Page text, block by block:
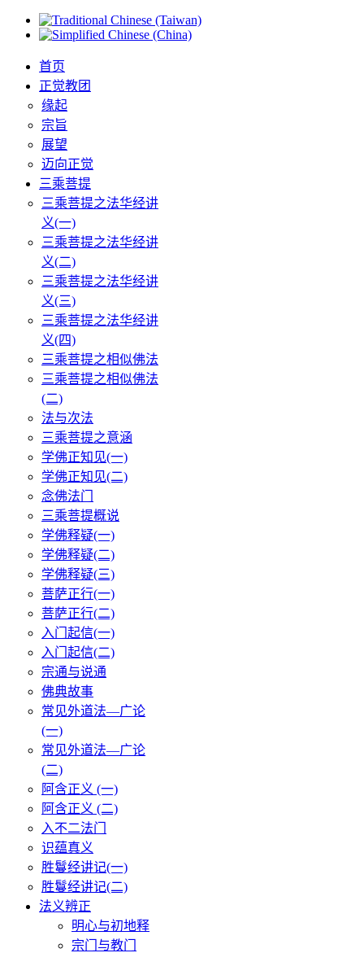
首页
正觉教团
缘起
宗旨
展望
迈向正觉
三乘菩提
三乘菩提之法华经讲
义(一)
三乘菩提之法华经讲
义(二)
三乘菩提之法华经讲
义(三)
三乘菩提之法华经讲
义(四)
三乘菩提之相似佛法
三乘菩提之相似佛法
(二)
法与次法
三乘菩提之意涵
学佛正知见(一)
学佛正知见(二)
念佛法门
三乘菩提概说
学佛释疑(一)
学佛释疑(二)
学佛释疑(三)
菩萨正行(一)
菩萨正行(二)
入门起信(一)
入门起信(二)
宗通与说通
佛典故事
常见外道法—广论
(一)
常见外道法—广论
(二)
阿含正义 (一)
阿含正义 (二)
入不二法门
识蕴真义
胜鬘经讲记(一)
胜鬘经讲记(二)
法义辨正
明心与初地释
宗门与教门